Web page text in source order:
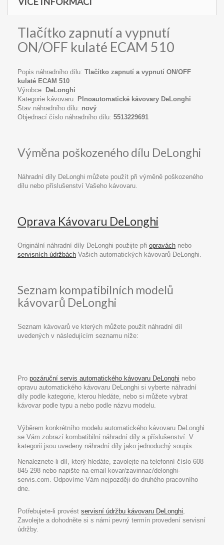
Tlačítko zapnutí a vypnutí
ON/OFF kulaté ECAM 510
Popis náhradního dílu: Tlačítko zapnutí a vypnutí ON/OFF
kulaté ECAM 510
Výrobce: DeLonghi
Kategorie kávovaru: Plnoautomatické kávovary DeLonghi
Stav náhradního dílu: nový
Objednací číslo náhradního dílu: 5513229691
Výměna poškozeného dílu DeLonghi
Náhradní díly DeLonghi můžete použít při výměně poškozeného
dílu nebo příslušenství Vašeho kávovaru.
Oprava Kávovaru DeLonghi
Originální náhradní díly DeLonghi použijte při opravách nebo
servisních údržbách Vašich automatických kávovarů DeLonghi.
Seznam kompatibilních modelů
kávovarů DeLonghi
Seznam kávovarů ve kterých můžete použít náhradní díl
uvedených v následujícím seznamu níže:
Pro pozáruční servis automatického kávovaru DeLonghi nebo
opravu automatického kávovaru DeLonghi si vyberte náhradní
díly podle kategorie, kterou hledáte, nebo si můžete vybrat
kávovar podle typu a nebo podle názvu modelu.
Výběrem konkrétního modelu automatického kávovaru DeLonghi
se Vám zobrazí kombatibilní náhradní díly a příslušenství. V
kategorii jsou uvedeny náhradní díly jako jednoduchý soupis.
Nenaleznete-li díl, který hledáte, zavolejte na telefonní číslo 608
845 298 nebo napište na email kovar/zavinnac/delonghi-
servis.com. Odpovíme Vám nejpozději do druhého pracovního
dne.
Potřebujete-li provést servisní údržbu kávovaru DeLonghi,
Zavolejte a dohodněte si s námi pevný termín provedení servisní
údržby.